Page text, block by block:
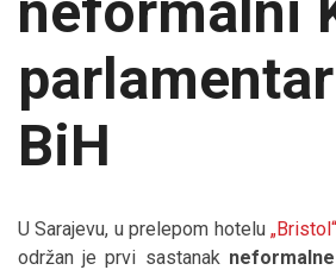
BiH
U Sarajevu, u prelepom hotelu „Bristol“
održan je prvi sastanakneformalne